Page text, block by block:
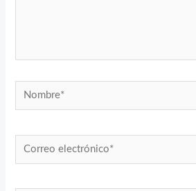
Nombre*
Correo
electrónico*